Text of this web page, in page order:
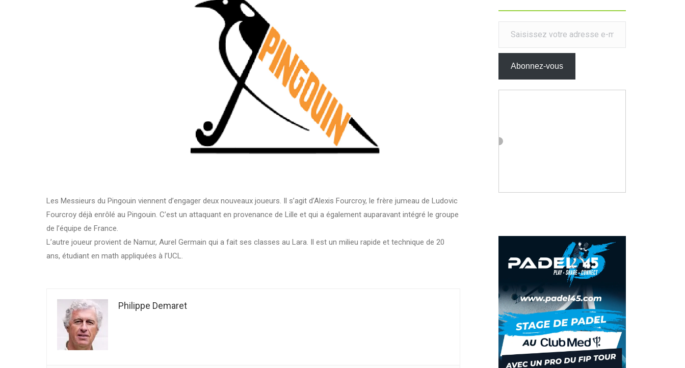
Les Messieurs du Pingouin viennent d’engager deux nouveaux joueurs. Il s’agit d’Alexis Fourcroy, le frère jumeau de Ludovic
Fourcroy déjà enrôlé au Pingouin. C’est un attaquant en provenance de Lille et qui a également auparavant intégré le groupe
de l’équipe de France.
L’autre joueur provient de Namur, Aurel Germain qui a fait ses classes au Lara. Il est un milieu rapide et technique de 20
ans, étudiant en math appliquées à l’UCL.
Philippe Demaret
Saisissez votre adresse e-mail…
Abonnez-vous